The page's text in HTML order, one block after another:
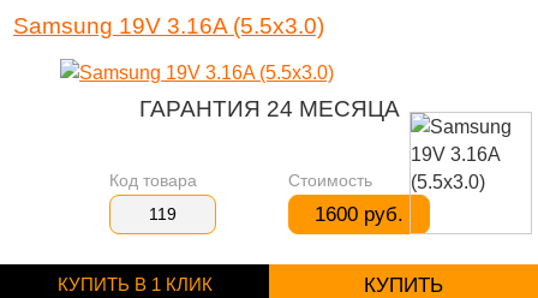
Samsung 19V 3.16A (5.5x3.0)
ГАРАНТИЯ 24 МЕСЯЦА
Код товара
119
Стоимость
1600 руб.
КУПИТЬ В 1 КЛИК КУПИТЬ